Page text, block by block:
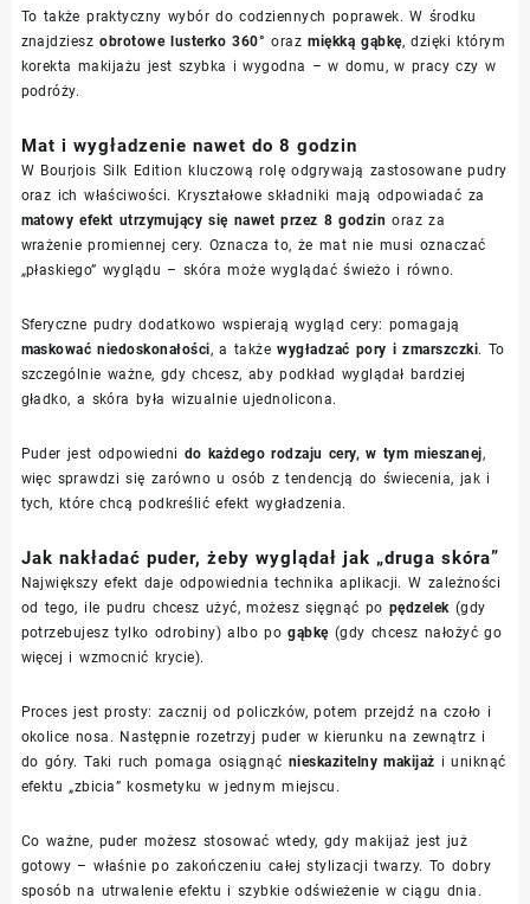
To także praktyczny wybór do codziennych poprawek. W środku
znajdzieszobrotowe lusterko 360° orazmiękką gąbkę, dzięki którym
korekta makijażu jest szybka i wygodna – w domu, w pracy czy w
podróży.
Mat i wygładzenie nawet do 8 godzin
W Bourjois Silk Edition kluczową rolę odgrywają zastosowane pudry
oraz ich właściwości. Kryształowe składniki mają odpowiadać za
matowy efekt utrzymujący się nawet przez 8 godzin oraz za
wrażenie promiennej cery. Oznacza to, że mat nie musi oznaczać
„płaskiego” wyglądu – skóra może wyglądać świeżo i równo.
Sferyczne pudry dodatkowo wspierają wygląd cery: pomagają
maskować niedoskonałości, a takżewygładzać pory i zmarszczki. To
szczególnie ważne, gdy chcesz, aby podkład wyglądał bardziej
gładko, a skóra była wizualnie ujednolicona.
Puder jest odpowiedni do każdego rodzaju cery, w tym mieszanej,
więc sprawdzi się zarówno u osób z tendencją do świecenia, jak i
tych, które chcą podkreślić efekt wygładzenia.
Jak nakładać puder, żeby wyglądał jak „druga skóra”
Największy efekt daje odpowiednia technika aplikacji. W zależności
od tego, ile pudru chcesz użyć, możesz sięgnąć po pędzelek (gdy
potrzebujesz tylko odrobiny) albo pogąbkę(gdy chcesz nałożyć go
więcej i wzmocnić krycie).
Proces jest prosty: zacznij od policzków, potem przejdź na czoło i
okolice nosa. Następnie rozetrzyj puder w kierunku na zewnątrz i
do góry. Taki ruch pomaga osiągnąć nieskazitelny makijaż i uniknąć
efektu „zbicia” kosmetyku w jednym miejscu.
Co ważne, puder możesz stosować wtedy, gdy makijaż jest już
gotowy – właśnie po zakończeniu całej stylizacji twarzy. To dobry
sposób na utrwalenie efektu i szybkie odświeżenie w ciągu dnia.